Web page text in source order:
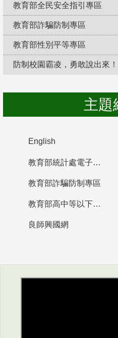
教育部全民安全指引專區
教育部詐騙防制專區
教育部性別平等專區
防制校園霸凌，勇敢說出來！
主題
English
教育部統計處電子書櫃
教育部詐騙防制專區
教育部高中等以下學校及幼兒園教師資格檢定考試
良師興國網